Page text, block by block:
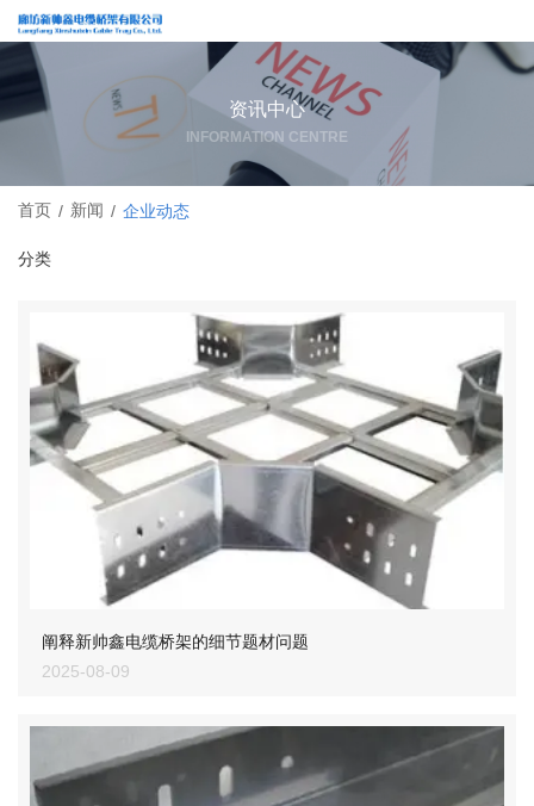
资讯中心
INFORMATION CENTRE
首页 / 新闻 / 企业动态
分类
阐释新帅鑫电缆桥架的细节题材问题
2025-08-09